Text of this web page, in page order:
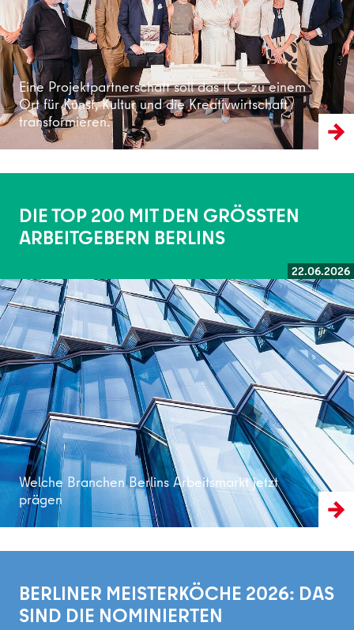
Eine Projektpartnerschaft soll das ICC zu einem
Ort für Kunst, Kultur und die Kreativwirtschaft
transformieren.
DIE TOP 200 MIT DEN GRÖSSTEN
ARBEITGEBERN BERLINS
22.06.2026
Welche Branchen Berlins Arbeitsmarkt jetzt
prägen
Weiterlesen
BERLINER MEISTERKÖCHE 2026: DAS
SIND DIE NOMINIERTEN